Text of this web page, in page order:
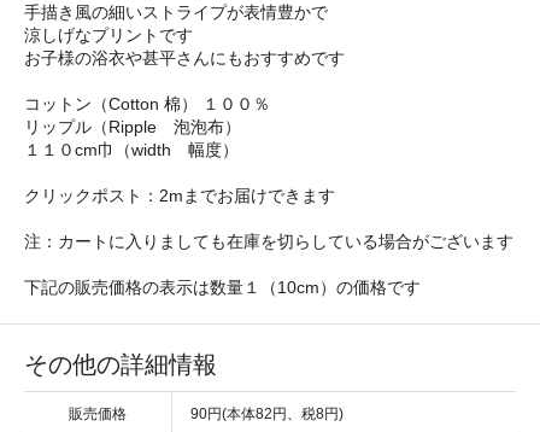
手描き風の細いストライプが表情豊かで
涼しげなプリントです
お子様の浴衣や甚平さんにもおすすめです
コットン（Cotton 棉） １００％
リップル（Ripple 泡泡布）
１１０cm巾（width 幅度）
クリックポスト：2mまでお届けできます
注：カートに入りましても在庫を切らしている場合がございます
下記の販売価格の表示は数量１（10cm）の価格です
その他の詳細情報
販売価格 90円(本体82円、税8円)